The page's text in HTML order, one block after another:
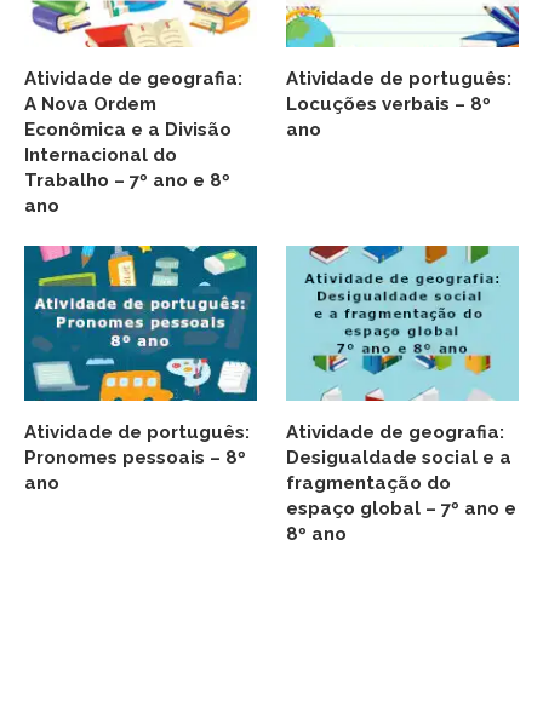
Atividade de geografia:
A Nova Ordem
Econômica e a Divisão
Internacional do
Trabalho – 7º ano e 8º
ano
Atividade de português:
Locuções verbais – 8º
ano
Atividade de português:
Pronomes pessoais – 8º
ano
Atividade de geografia:
Desigualdade social e a
fragmentação do
espaço global – 7º ano e
8º ano